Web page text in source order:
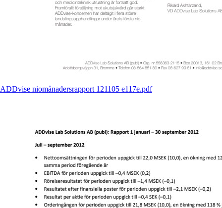
ADDvise niomånadersrapport 121105 e117e.pdf